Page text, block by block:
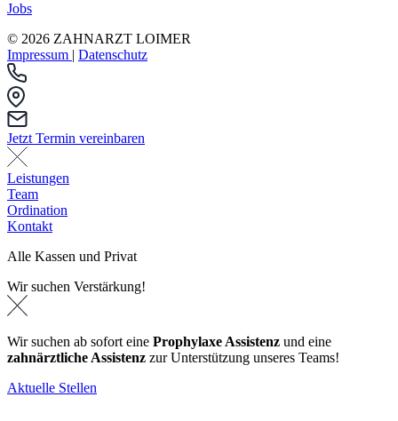
Jobs
© 2026 ZAHNARZT LOIMER
Impressum | Datenschutz
Jetzt Termin vereinbaren
Leistungen
Team
Ordination
Kontakt
Alle Kassen und Privat
Wir suchen Verstärkung!
Wir suchen ab sofort eine Prophylaxe Assistenz und eine
zahnärztliche Assistenz zur Unterstützung unseres Teams!
Aktuelle Stellen